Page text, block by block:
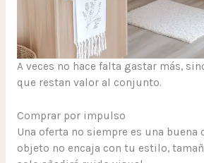
A veces no hace falta gastar más,
que restan valor al conjunto.
Comprar por impulso
Una oferta no siempre es una buena
objeto no encaja con tu estilo,